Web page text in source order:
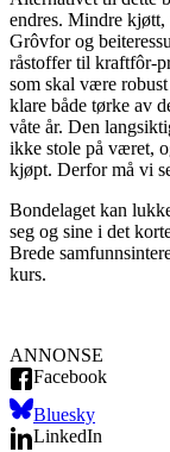
endres. Mindre kjøtt,
Grôvfor og
råstoffer til kraftfôr-
som skal være
klare både tørke av
våte år. Den
ikke stole på været,
kjøpt. Derfor må vi
Bondelaget kan
seg og sine i det
Brede
kurs.
ANNONSE
Facebook
Bluesky
LinkedIn